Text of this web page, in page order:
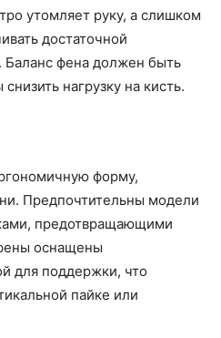
утомляет руку, а слишком
достаточной
Баланс фена должен быть
нагрузку на кисть.
форму,
Предпочтительны модели
предотвращающими
оснащены
для поддержки, что
пайке или